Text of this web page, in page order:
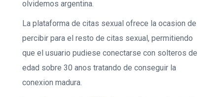
olvidemos argentina.
La plataforma de citas sexual ofrece la ocasion de
percibir para el resto de citas sexual, permitiendo
que el usuario pudiese conectarse con solteros de
edad sobre 30 anos tratando de conseguir la
conexion madura.